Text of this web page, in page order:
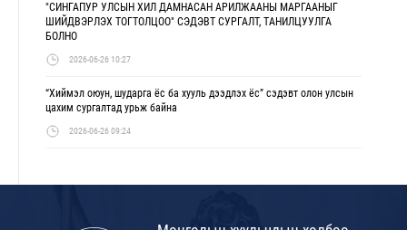
"СИНГАПУР УЛСЫН ХИЛ ДАМНАСАН АРИЛЖААНЫ МАРГААНЫГ
ШИЙДВЭРЛЭХ ТОГТОЛЦОО" СЭДЭВТ СУРГАЛТ, ТАНИЛЦУУЛГА
БОЛНО
2026-06-26 10:27
“Хиймэл оюун, шударга ёс ба хууль дээдлэх ёс” сэдэвт олон улсын
цахим сургалтад урьж байна
2026-06-26 09:24